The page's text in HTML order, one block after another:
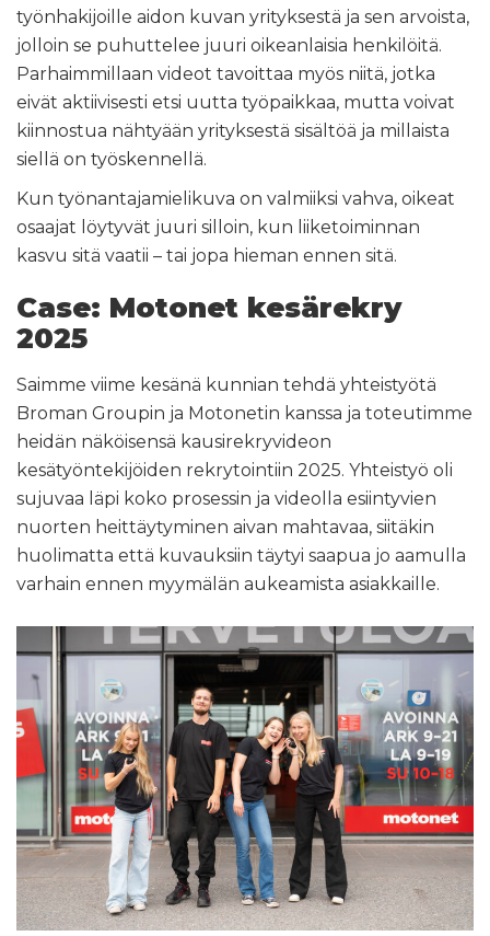
työnhakijoille aidon kuvan yrityksestä ja sen arvoista,
jolloin se puhuttelee juuri oikeanlaisia henkilöitä.
Parhaimmillaan videot tavoittaa myös niitä, jotka
eivät aktiivisesti etsi uutta työpaikkaa, mutta voivat
kiinnostua nähtyään yrityksestä sisältöä ja millaista
siellä on työskennellä.
Kun työnantajamielikuva on valmiiksi vahva, oikeat
osaajat löytyvät juuri silloin, kun liiketoiminnan
kasvu sitä vaatii – tai jopa hieman ennen sitä.
Case: Motonet kesärekry
2025
Saimme viime kesänä kunnian tehdä yhteistyötä
Broman Groupin ja Motonetin kanssa ja toteutimme
heidän näköisensä kausirekryvideon
kesätyöntekijöiden rekrytointiin 2025. Yhteistyö oli
sujuvaa läpi koko prosessin ja videolla esiintyvien
nuorten heittäytyminen aivan mahtavaa, siitäkin
huolimatta että kuvauksiin täytyi saapua jo aamulla
varhain ennen myymälän aukeamista asiakkaille.